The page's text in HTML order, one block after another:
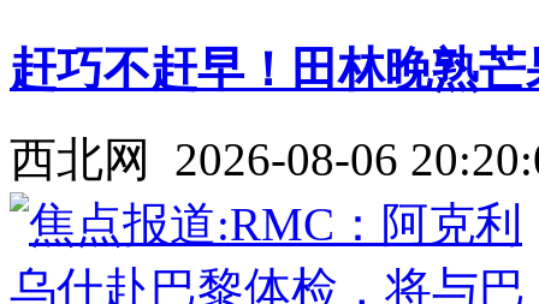
赶巧不赶早！田林晚熟
西北网 2026-08-06